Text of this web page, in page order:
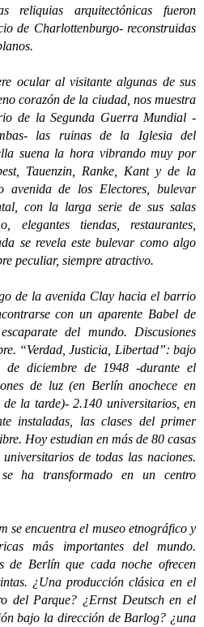
reliquias arquitectónicas fueron
de Charlottenburgo- reconstruidas
al visitante algunas de sus
corazón de la ciudad, nos muestra
de la Segunda Guerra Mundial -
las ruinas de la Iglesia del
suena la hora vibrando muy por
Tauenzin, Ranke, Kant y de la
avenida de los Electores, bulevar
con la larga serie de sus salas
elegantes tiendas, restaurantes,
se revela este bulevar como algo
peculiar, siempre atractivo.
la avenida Clay hacia el barrio
con un aparente Babel de
del mundo. Discusiones
“Verdad, Justicia, Libertad”: bajo
de diciembre de 1948 -durante el
de luz (en Berlín anochece en
la tarde)- 2.140 universitarios, en
instaladas, las clases del primer
Hoy estudian en más de 80 casas
de todas las naciones.
ha transformado en un centro
encuentra el museo etnográfico y
más importantes del mundo.
de Berlín que cada noche ofrecen
¿Una producción clásica en el
del Parque? ¿Ernst Deutsch en el
bajo la dirección de Barlog? ¿una